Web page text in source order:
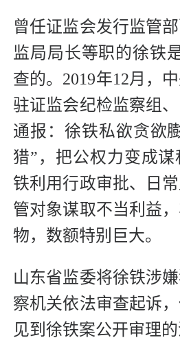
曾任证监会发行监管
监局局长等职的徐铁
查的。2019年12月，
驻证监会纪检监察组
通报：徐铁私欲贪欲
猎”，把公权力变成
铁利用行政审批、日
管对象谋取不当利益
物，数额特别巨大。
山东省监委将徐铁涉
察机关依法审查起诉
见到徐铁案公开审理的